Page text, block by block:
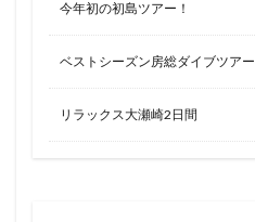
今年初の初島ツアー！
ベストシーズン房総ダイブツアー
リラックス大瀬崎2日間